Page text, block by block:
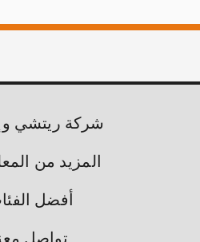
شركة ريتشي
المزيد من
أفضل
تواصل